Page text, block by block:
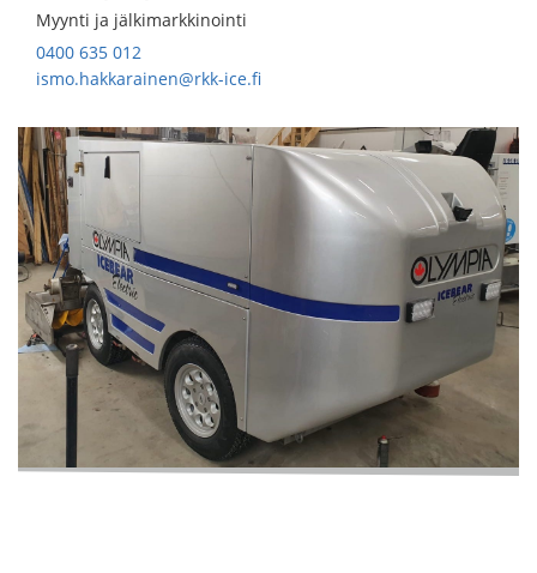
Myynti ja jälkimarkkinointi
0400 635 012
ismo.hakkarainen@rkk-ice.fi